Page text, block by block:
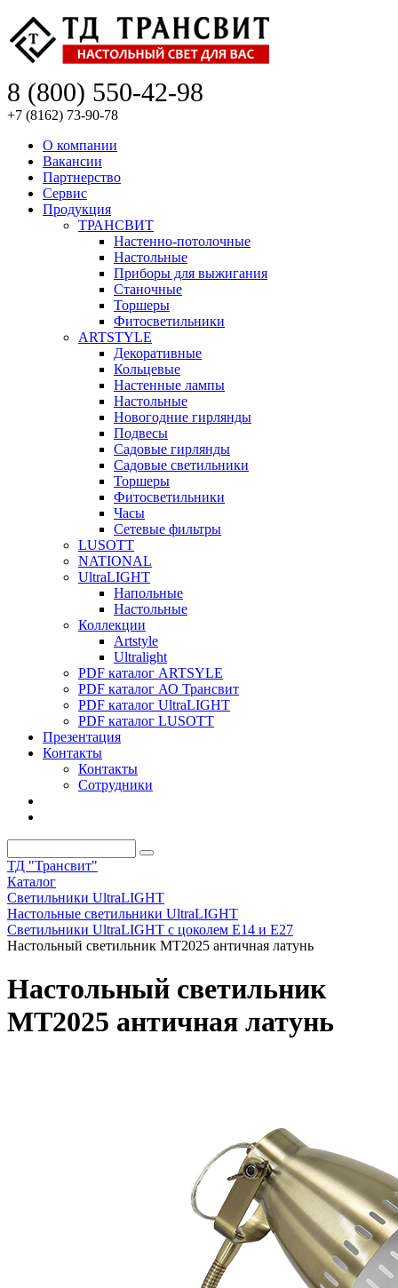
8 (800) 550-42-98
+7 (8162) 73-90-78
О компании
Вакансии
Партнерство
Сервис
Продукция
ТРАНСВИТ
Настенно-потолочные
Настольные
Приборы для выжигания
Станочные
Торшеры
Фитосветильники
ARTSTYLE
Декоративные
Кольцевые
Настенные лампы
Настольные
Новогодние гирлянды
Подвесы
Садовые гирлянды
Садовые светильники
Торшеры
Фитосветильники
Часы
Сетевые фильтры
LUSOTT
NATIONAL
UltraLIGHT
Напольные
Настольные
Коллекции
Artstyle
Ultralight
PDF каталог ARTSYLE
PDF каталог АО Трансвит
PDF каталог UltraLIGHT
PDF каталог LUSOTT
Презентация
Контакты
Контакты
Сотрудники
ТД "Трансвит"
Каталог
Светильники UltraLIGHT
Настольные светильники UltraLIGHT
Светильники UltraLIGHT с цоколем E14 и E27
Настольный светильник МТ2025 античная латунь
Настольный светильник
МТ2025 античная латунь